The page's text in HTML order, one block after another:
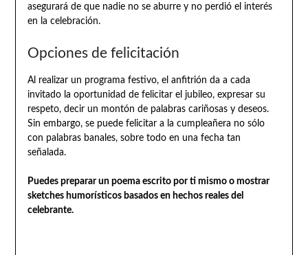
asegurará de que nadie no se aburre y no perdió el interés
en la celebración.
Opciones de felicitación
Al realizar un programa festivo, el anfitrión da a cada
invitado la oportunidad de felicitar el jubileo, expresar su
respeto, decir un montón de palabras cariñosas y deseos.
Sin embargo, se puede felicitar a la cumpleañera no sólo
con palabras banales, sobre todo en una fecha tan
señalada.
Puedes preparar un poema escrito por ti mismo o mostrar
sketches humorísticos basados en hechos reales del
celebrante.